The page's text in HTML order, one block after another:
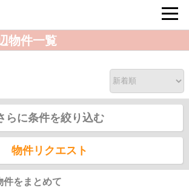
物件一覧
らに条件を絞り込む
物件リクエスト
件をまとめて